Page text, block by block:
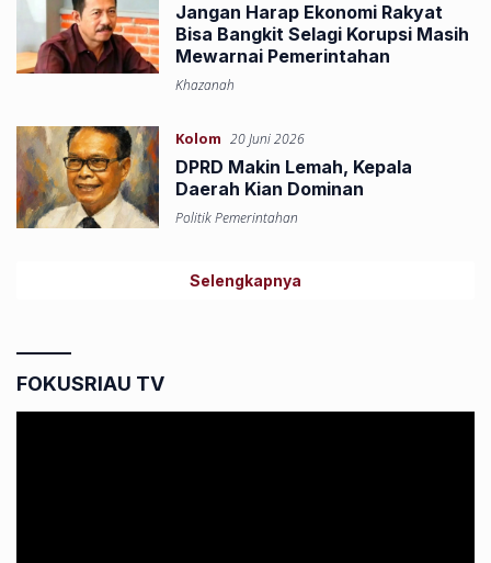
Jangan Harap Ekonomi Rakyat
Bisa Bangkit Selagi Korupsi Masih
Mewarnai Pemerintahan
Khazanah
Kolom 20 Juni 2026
DPRD Makin Lemah, Kepala
Daerah Kian Dominan
Politik Pemerintahan
Selengkapnya
FOKUSRIAU TV